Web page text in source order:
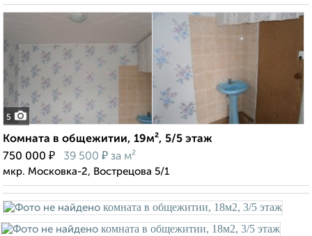
5
Комната в общежитии, 19м², 5/5 этаж
750 000 ₽ 39 500 ₽ за м²
мкр. Московка-2, Вострецова 5/1